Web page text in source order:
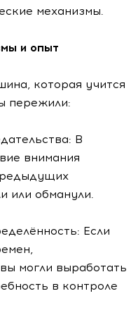
механизмы.
и опыт
которая учится
пережили:
В
внимания
или обманули.
Если
могли выработать
в контроле